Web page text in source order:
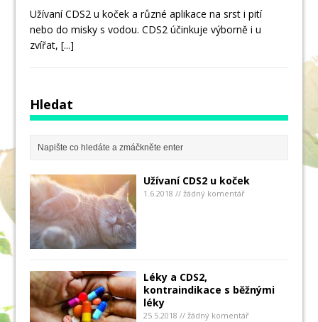
Užívaní CDS2 u koček a různé aplikace na srst i pití
nebo do misky s vodou. CDS2 účinkuje výborně i u
zvířat,[...]
Hledat
Užívaní CDS2 u koček
1.6.2018 // žádný komentář
Léky a CDS2,
kontraindikace s běžnými
léky
25.5.2018 // žádný komentář